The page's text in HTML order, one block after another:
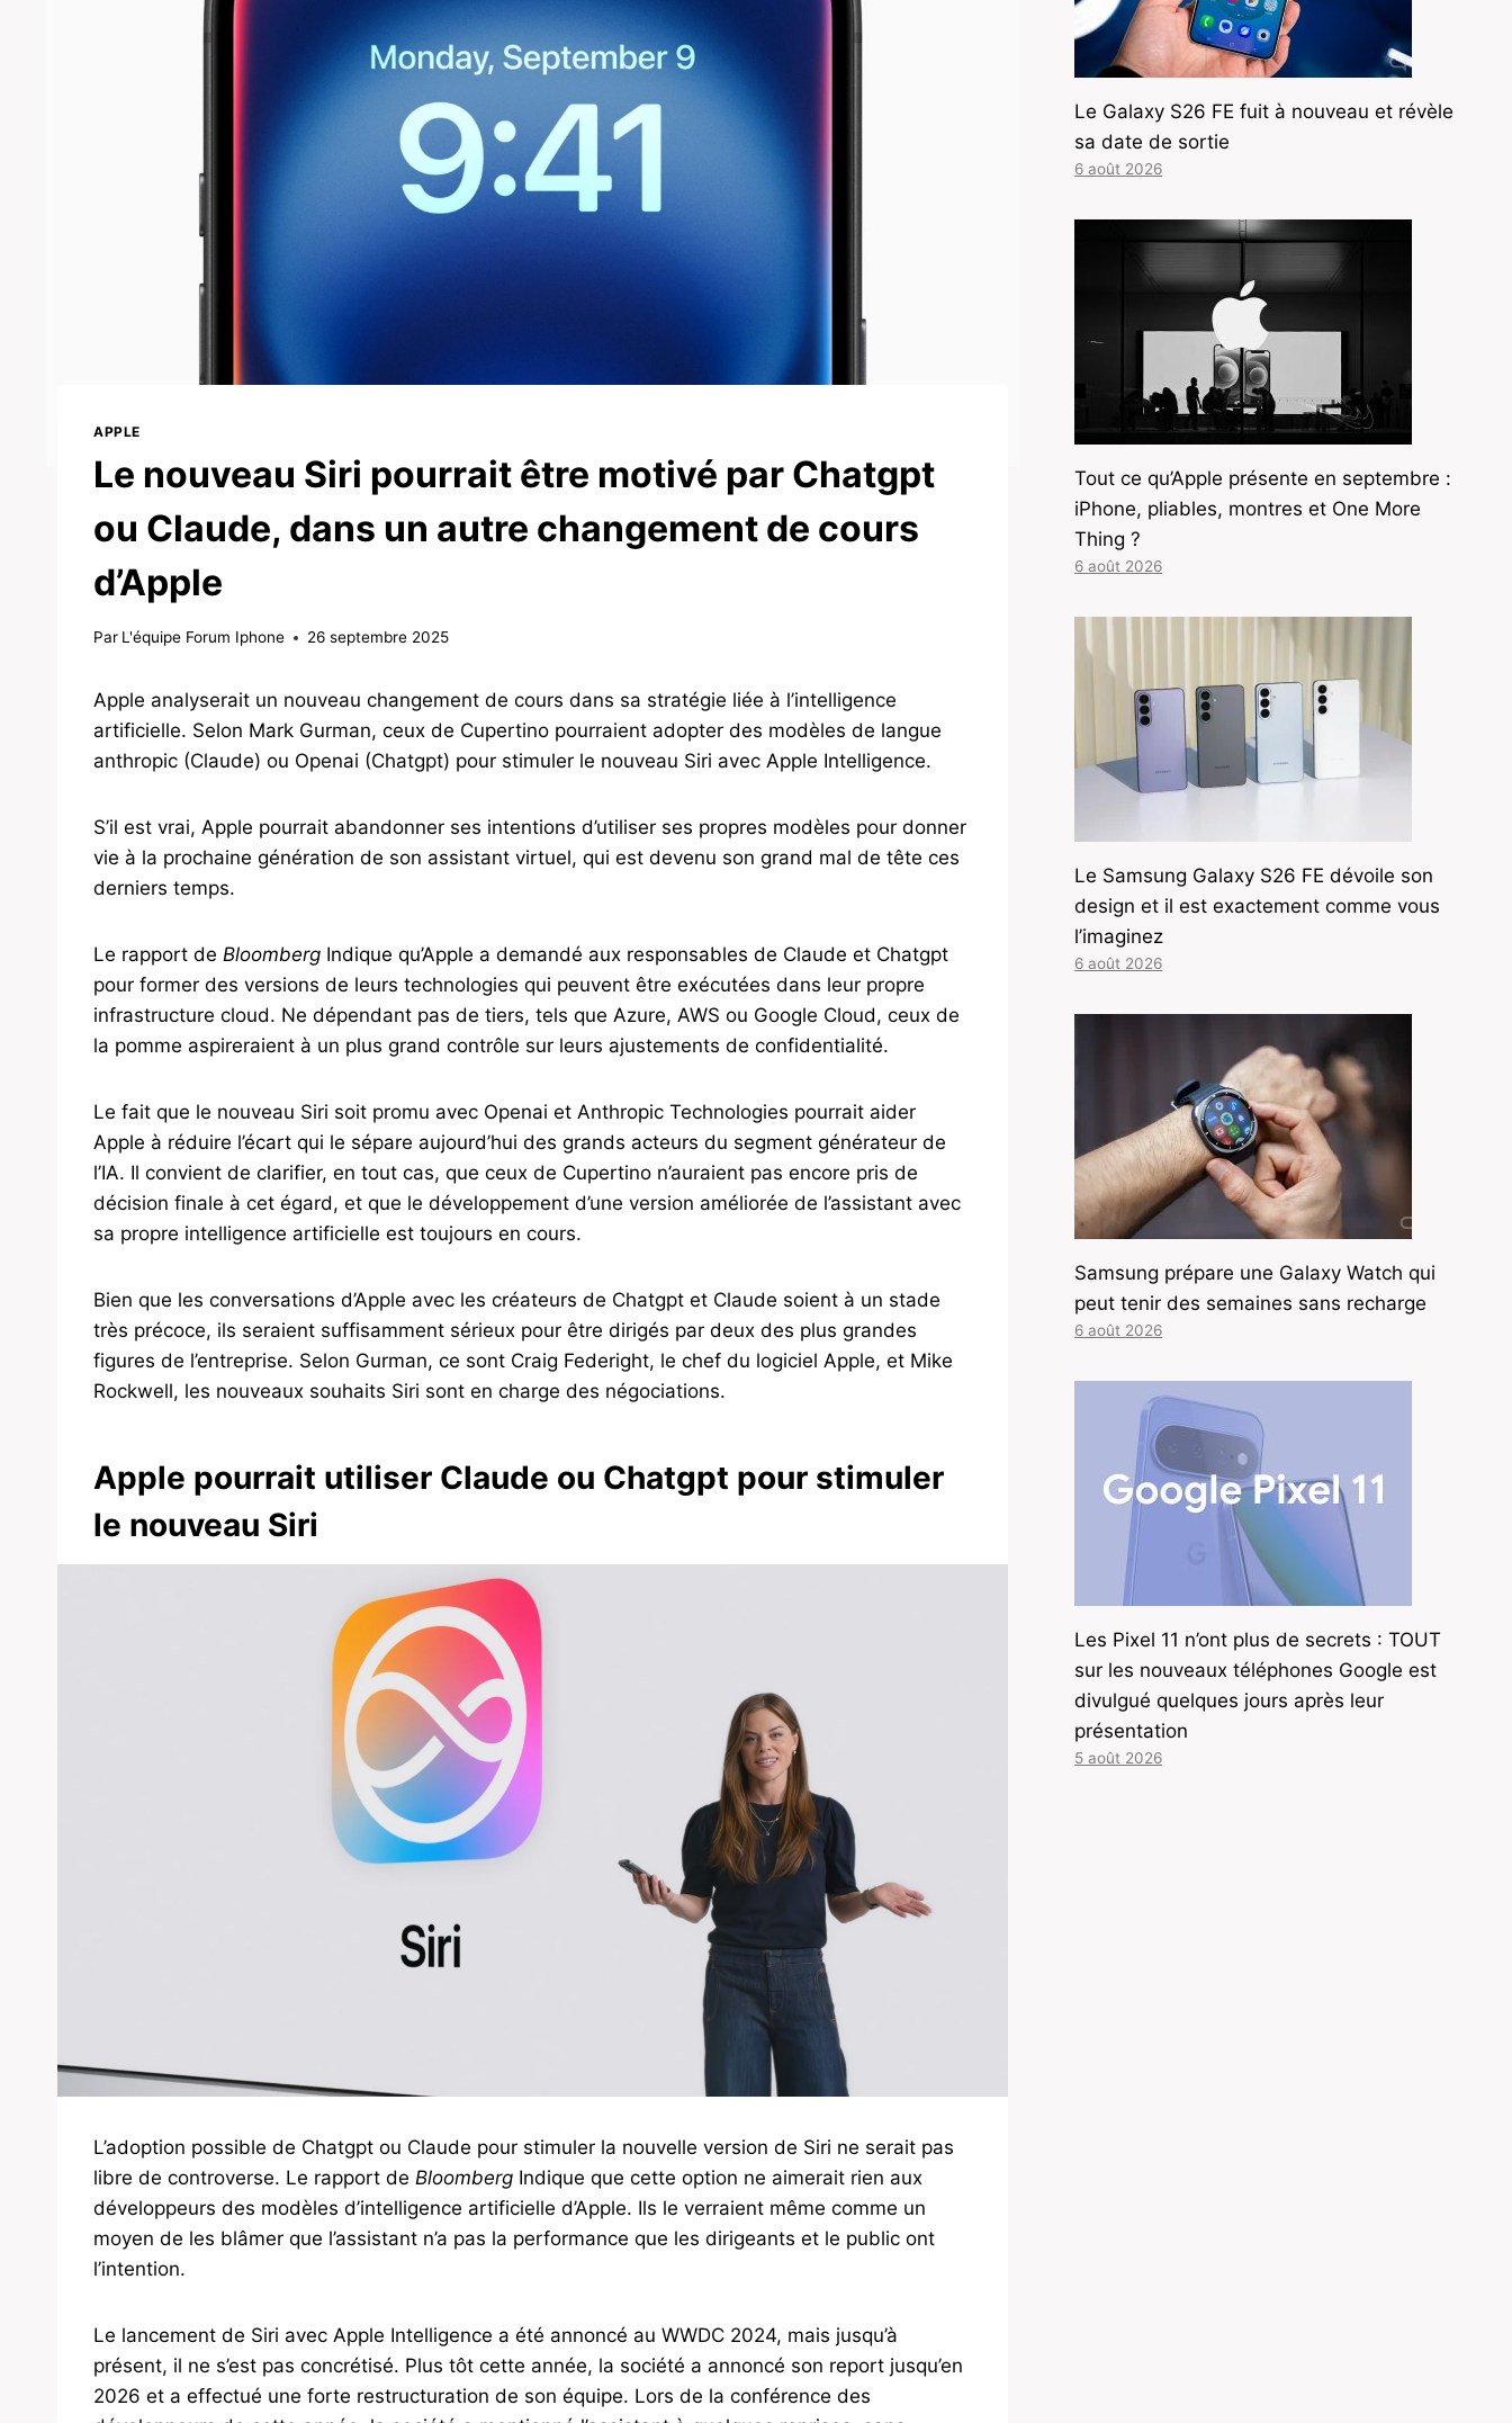
APPLE
Le nouveau Siri pourrait être motivé par Chatgpt
ou Claude, dans un autre changement de cours
d’Apple
Par L'équipe Forum Iphone 26 septembre 2025
Apple analyserait un nouveau changement de cours dans sa stratégie liée à l’intelligence
artificielle. Selon Mark Gurman, ceux de Cupertino pourraient adopter des modèles de langue
anthropic (Claude) ou Openai (Chatgpt) pour stimuler le nouveau Siri avec Apple Intelligence.
S’il est vrai, Apple pourrait abandonner ses intentions d’utiliser ses propres modèles pour donner
vie à la prochaine génération de son assistant virtuel, qui est devenu son grand mal de tête ces
derniers temps.
Le rapport de Bloomberg Indique qu’Apple a demandé aux responsables de Claude et Chatgpt
pour former des versions de leurs technologies qui peuvent être exécutées dans leur propre
infrastructure cloud. Ne dépendant pas de tiers, tels que Azure, AWS ou Google Cloud, ceux de
la pomme aspireraient à un plus grand contrôle sur leurs ajustements de confidentialité.
Le fait que le nouveau Siri soit promu avec Openai et Anthropic Technologies pourrait aider
Apple à réduire l’écart qui le sépare aujourd’hui des grands acteurs du segment générateur de
l’IA. Il convient de clarifier, en tout cas, que ceux de Cupertino n’auraient pas encore pris de
décision finale à cet égard, et que le développement d’une version améliorée de l’assistant avec
sa propre intelligence artificielle est toujours en cours.
Bien que les conversations d’Apple avec les créateurs de Chatgpt et Claude soient à un stade
très précoce, ils seraient suffisamment sérieux pour être dirigés par deux des plus grandes
figures de l’entreprise. Selon Gurman, ce sont Craig Federight, le chef du logiciel Apple, et Mike
Rockwell, les nouveaux souhaits Siri sont en charge des négociations.
Apple pourrait utiliser Claude ou Chatgpt pour stimuler
le nouveau Siri
L’adoption possible de Chatgpt ou Claude pour stimuler la nouvelle version de Siri ne serait pas
libre de controverse. Le rapport de Bloomberg Indique que cette option ne aimerait rien aux
développeurs des modèles d’intelligence artificielle d’Apple. Ils le verraient même comme un
moyen de les blâmer que l’assistant n’a pas la performance que les dirigeants et le public ont
l’intention.
Le lancement de Siri avec Apple Intelligence a été annoncé au WWDC 2024, mais jusqu’à
présent, il ne s’est pas concrétisé. Plus tôt cette année, la société a annoncé son report jusqu’en
2026 et a effectué une forte restructuration de son équipe. Lors de la conférence des
Le Galaxy S26 FE fuit à nouveau et révèle
sa date de sortie
6 août 2026
Tout ce qu’Apple présente en septembre :
iPhone, pliables, montres et One More
Thing ?
6 août 2026
Le Samsung Galaxy S26 FE dévoile son
design et il est exactement comme vous
l’imaginez
6 août 2026
Samsung prépare une Galaxy Watch qui
peut tenir des semaines sans recharge
6 août 2026
Les Pixel 11 n’ont plus de secrets : TOUT
sur les nouveaux téléphones Google est
divulgué quelques jours après leur
présentation
5 août 2026